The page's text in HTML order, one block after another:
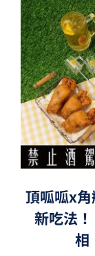
頂呱呱x
新吃法
相